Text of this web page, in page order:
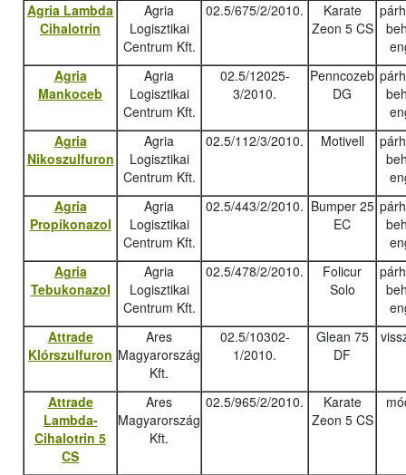
Agria Lambda
Cihalotrin
Agria
Logisztikai
Centrum Kft.
02.5/675/2/2010.
Karate
Zeon 5 CS
Agria
Mankoceb
Agria
Logisztikai
Centrum Kft.
02.5/12025-
3/2010.
Penncozeb
DG
Agria
Nikoszulfuron
Agria
Logisztikai
Centrum Kft.
02.5/112/3/2010. Motivell
Agria
Propikonazol
Agria
Logisztikai
Centrum Kft.
02.5/443/2/2010. Bumper 25
EC
Agria
Tebukonazol
Agria
Logisztikai
Centrum Kft.
02.5/478/2/2010.
Folicur
Solo
Attrade
Klórszulfuron
Ares
Magyarország
Kft.
02.5/10302-
1/2010.
Glean 75
DF
Attrade
Lambda-
Cihalotrin 5
CS
Ares
Magyarország
Kft.
02.5/965/2/2010.
Karate
Zeon 5 CS